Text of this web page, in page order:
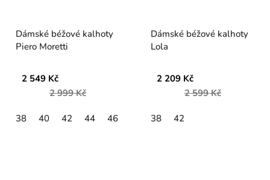
Dámské béžové kalhoty
Piero Moretti
2 549 Kč
2 999 Kč
38 40 42 44 46
Dámské béžové kalhoty
Lola
2 209 Kč
2 599 Kč
38 42